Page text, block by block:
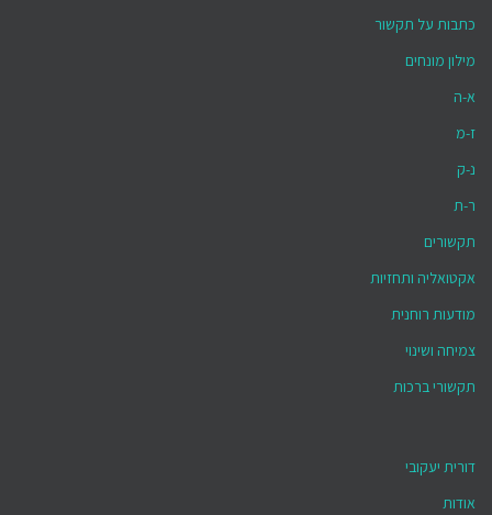
כתבות על תקשור
מילון מונחים
א-ה
ז-מ
נ-ק
ר-ת
תקשורים
אקטואליה ותחזיות
מודעות רוחנית
צמיחה ושינוי
תקשורי ברכות
דורית יעקובי
אודות